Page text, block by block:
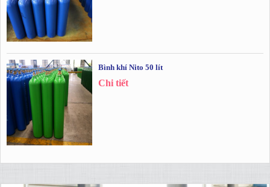
Bình khí Nito 50 lít
Chi tiết